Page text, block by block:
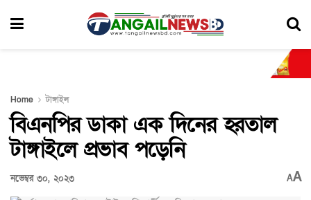
Home টাঙ্গাইল
বিএনপির ডাকা এক দিনের হরতাল
টাঙ্গাইলে প্রভাব পড়েনি
নভেম্বর ৩০, ২০২৩ AA